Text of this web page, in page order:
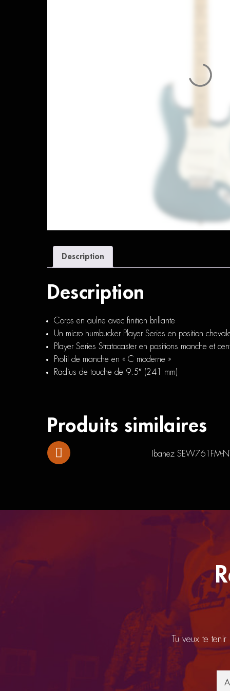
Description
Description
Corps en aulne avec finition brillante
Un micro humbucker Player Series en position
Player Series Stratocaster en positions manche et
Profil de manche en « C moderne »
Radius de touche de 9.5″ (241 mm)
Produits similaires
Ibanez SEW761FM-
Tu veux te